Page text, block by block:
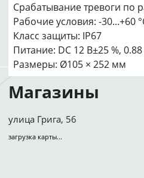
Срабатывание тревоги по
Рабочие условия: -30...+60
Класс защиты: IP67
Питание: DC 12 В±25 %,
Размеры: Ø105 × 252 мм
Магазины
улица Грига, 56
загрузка карты...